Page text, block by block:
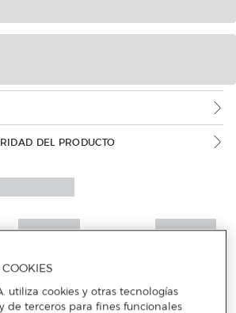
DEL PRODUCTO
utiliza cookies y otras tecnologías
de terceros para fines funcionales